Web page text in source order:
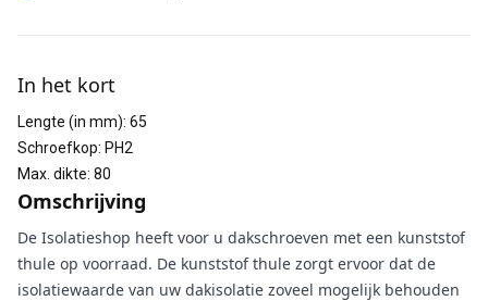
In het kort
Lengte (in mm): 65
Schroefkop: PH2
Max. dikte: 80
Omschrijving
De Isolatieshop heeft voor u dakschroeven met een kunststof
thule op voorraad. De kunststof thule zorgt ervoor dat de
isolatiewaarde van uw dakisolatie zoveel mogelijk behouden